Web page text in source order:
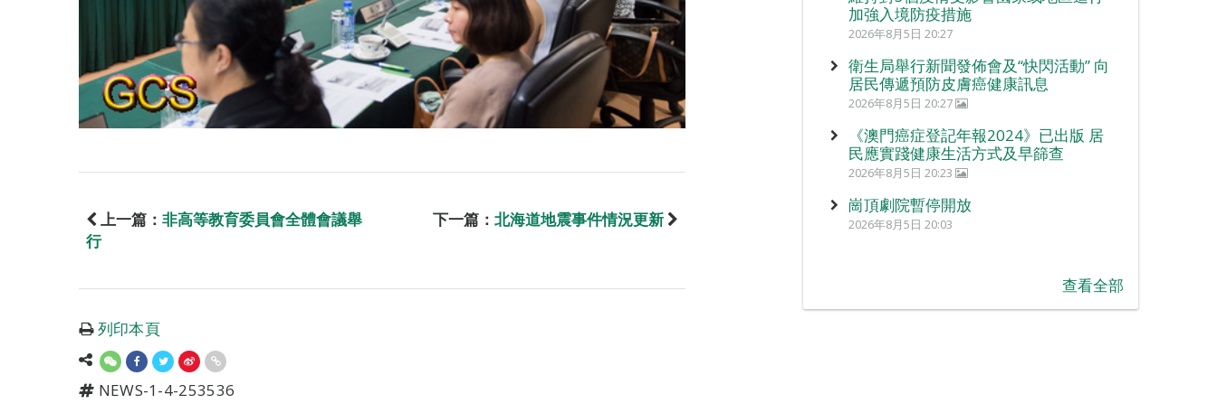
上一篇： 非高等教育委員會全體會議舉
行
下一篇： 北海道地震事件情況更新
列印本頁
NEWS-1-4-253536
加強入境防疫措施
2026年8月5日 20:27
衛生局舉行新聞發佈會及“快閃活動” 向
居民傳遞預防皮膚癌健康訊息
2026年8月5日 20:27
《澳門癌症登記年報2024》已出版 居
民應實踐健康生活方式及早篩查
2026年8月5日 20:23
崗頂劇院暫停開放
2026年8月5日 20:03
查看全部